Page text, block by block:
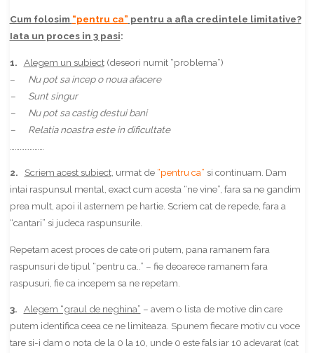
Cum folosim “pentru ca” pentru a afla credintele limitative?
Iata un proces in 3 pasi:
1. Alegem un subiect(deseori numit “problema”)
–
Nu pot sa incep o noua afacere
– Sunt singur
– Nu pot sa castig destui bani
– Relatia noastra este in dificultate
2. Scriem acest subiect, urmat de “pentru ca” si continuam. Dam
intai raspunsul mental, exact cum acesta “ne vine”, fara sa ne gandim
prea mult, apoi il asternem pe hartie. Scriem cat de repede, fara a
“cantari” si judeca raspunsurile.
Repetam acest proces de cate ori putem, pana ramanem fara
raspunsuri de tipul “pentru ca..” – fie deoarece ramanem fara
raspusuri, fie ca incepem sa ne repetam.
3. Alegem “graul de neghina” – avem o lista de motive din care
putem identifica ceea ce ne limiteaza. Spunem fiecare motiv cu voce
tare si-i dam o nota de la 0 la 10, unde 0 este fals iar 10 adevarat (cat